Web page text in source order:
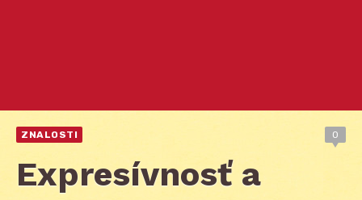
ZNALOSTI 0
Expresívnosť a